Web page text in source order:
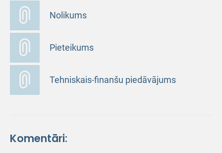
Nolikums
Pieteikums
Tehniskais-finanšu piedāvājums
Komentāri: